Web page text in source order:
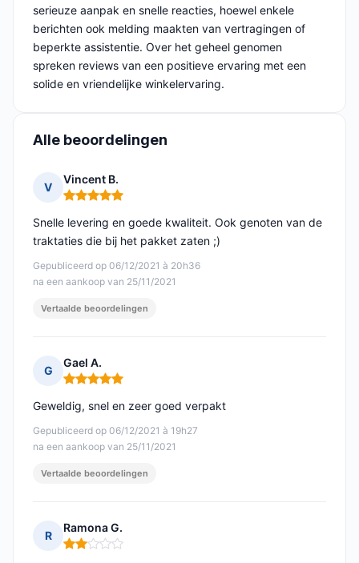
serieuze aanpak en snelle reacties, hoewel enkele
berichten ook melding maakten van vertragingen of
beperkte assistentie. Over het geheel genomen
spreken reviews van een positieve ervaring met een
solide en vriendelijke winkelervaring.
Alle beoordelingen
V
Vincent B.
Opmerking: 5 van 5
Gepubliceerd op 06/12/2021 à 20h36
na een aankoop van 25/11/2021
Snelle levering en goede kwaliteit. Ook genoten van de
traktaties die bij het pakket zaten ;)
Vertaalde beoordelingen
G
Gael A.
Opmerking: 5 van 5
Gepubliceerd op 06/12/2021 à 19h27
na een aankoop van 25/11/2021
Geweldig, snel en zeer goed verpakt
Vertaalde beoordelingen
R
Ramona G.
Opmerking: 2 van 5